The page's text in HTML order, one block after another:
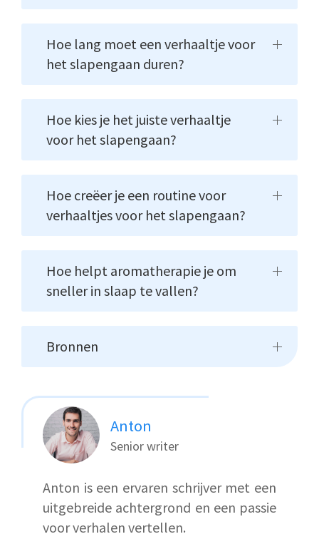
Hoe lang moet een verhaaltje voor
het slapengaan duren?
Hoe kies je het juiste verhaaltje
voor het slapengaan?
Hoe creëer je een routine voor
verhaaltjes voor het slapengaan?
Hoe helpt aromatherapie je om
sneller in slaap te vallen?
Bronnen
Anton
Senior writer
Anton is een ervaren schrijver met een
uitgebreide achtergrond en een passie
voor verhalen vertellen.